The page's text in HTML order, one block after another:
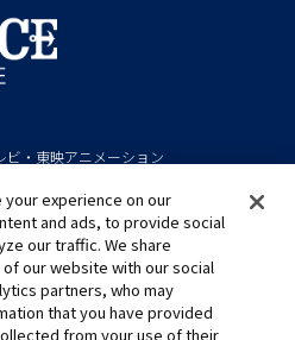
・東映アニメーション
べての画像・テキスト・データの無
ている画像と実際の商品とは異なる場
よびその他の国で登録されたApple
experience on our
and ads, to provide social
our traffic. We share
our website with our social
partners, who may
that you have provided
from your use of their